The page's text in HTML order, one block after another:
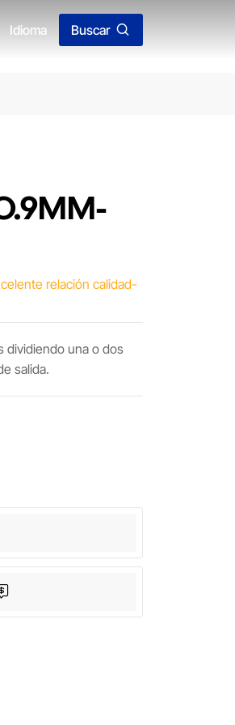
Idioma Buscar
relación calidad-
dividiendo una o dos
salida.